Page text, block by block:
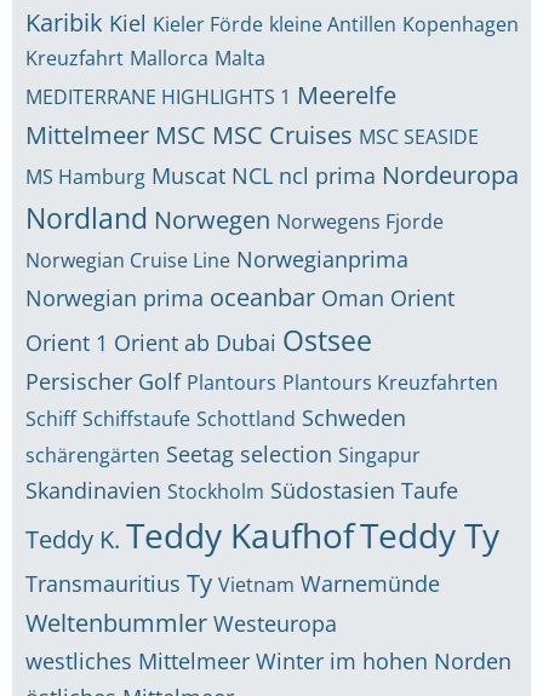
Karibik Kiel Kieler Förde kleine Antillen Kopenhagen
Kreuzfahrt Mallorca Malta
MEDITERRANE HIGHLIGHTS 1 Meerelfe
Mittelmeer MSC MSC Cruises MSC SEASIDE
MS Hamburg Muscat NCL ncl prima Nordeuropa
Nordland Norwegen Norwegens Fjorde
Norwegian Cruise Line Norwegianprima
Norwegian prima oceanbar Oman Orient
Orient 1 Orient ab Dubai Ostsee
Persischer Golf Plantours Plantours Kreuzfahrten
Schiff Schiffstaufe Schottland Schweden
schärengärten Seetag selection Singapur
Skandinavien Stockholm Südostasien Taufe
Teddy K. Teddy KaufhofTeddy Ty
Transmauritius Ty Vietnam Warnemünde
Weltenbummler Westeuropa
westliches Mittelmeer Winter im hohen Norden